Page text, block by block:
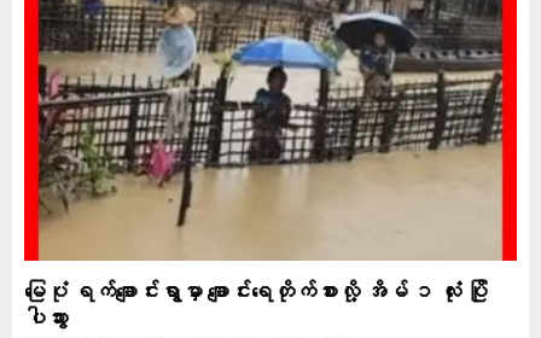
မြေပုံ ရက်ချောင်းရွာမှာ ချောင်းရေတိုက်စားလို့ အိမ် ၁ လုံး ပြို
ပါသွား